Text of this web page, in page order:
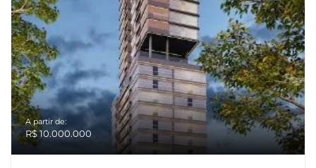
A partir de:
R$ 10.000.000